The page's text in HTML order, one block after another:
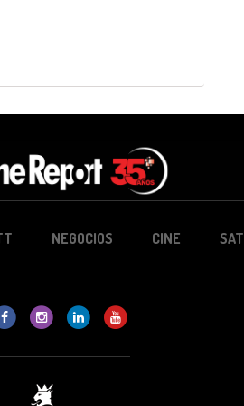
NEGOCIOS CINE